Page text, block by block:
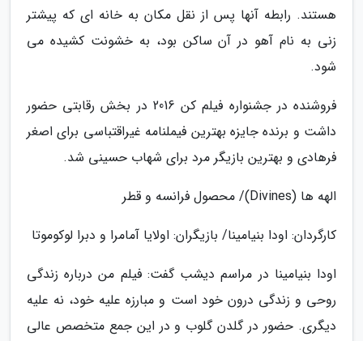
هستند. رابطه آنها پس از نقل مکان به خانه ای که پیشتر
زنی به نام آهو در آن ساکن بود، به خشونت کشیده می
شود.
فروشنده در جشنواره فیلم کن 2016 در بخش رقابتی حضور
داشت و برنده جایزه بهترین فیملنامه غیراقتباسی برای اصغر
فرهادی و بهترین بازیگر مرد برای شهاب حسینی شد.
الهه ها (Divines)/ محصول فرانسه و قطر
کارگردان: اودا بنیامینا/ بازیگران: اولایا آمامرا و دبرا لوکوموتا
اودا بنیامینا در مراسم دیشب گفت: فیلم من درباره زندگی
روحی و زندگی درون خود است و مبارزه علیه خود، نه علیه
دیگری. حضور در گلدن گلوب و در این جمع متخصص عالی